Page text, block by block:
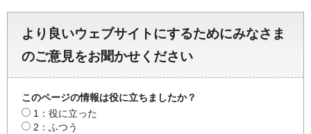
より良いウェブサイトにするためにみなさま
のご意見をお聞かせください
このページの情報は役に立ちましたか？
1：役に立った
2：ふつう